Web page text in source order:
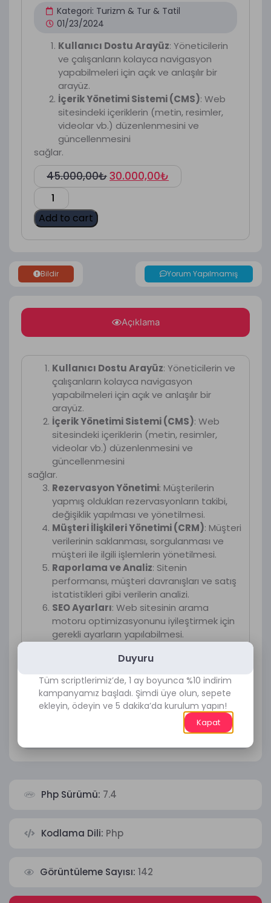
Kategori: Turizm & Tur & Tatil
01/23/2024
Kullanıcı Dostu Arayüz: Yöneticilerin
ve çalışanların kolayca navigasyon
yapabilmeleri için açık ve anlaşılır bir
arayüz.
İçerik Yönetimi Sistemi (CMS): Web
sitesindeki içeriklerin (metin, resimler,
videolar vb.) düzenlenmesini ve
güncellenmesini
sağlar.
45.000,00₺30.000,00₺
Add to cart
Bildir Yorum Yapılmamış
Açıklama
Kullanıcı Dostu Arayüz: Yöneticilerin ve
çalışanların kolayca navigasyon
yapabilmeleri için açık ve anlaşılır bir
arayüz.
İçerik Yönetimi Sistemi (CMS): Web
sitesindeki içeriklerin (metin, resimler,
videolar vb.) düzenlenmesini ve
güncellenmesini
sağlar.
Rezervasyon Yönetimi: Müşterilerin
yapmış oldukları rezervasyonların takibi,
değişiklik yapılması ve yönetilmesi.
Müşteri İlişkileri Yönetimi (CRM): Müşteri
verilerinin saklanması, sorgulanması ve
müşteri ile ilgili işlemlerin yönetilmesi.
Raporlama ve Analiz: Sitenin
performansı, müşteri davranışları ve satış
istatistikleri gibi verilerin analizi.
SEO Ayarları: Web sitesinin arama
motoru optimizasyonunu iyileştirmek için
gerekli ayarların yapılabilmesi.
site içeriğinin korunmasını sağlayan
güvenlik önlemleri.
Çoklu Dil Desteği : Farklı dillerde içerik
oluşturma ve yayınlama yeteneği.
Php Sürümü: 7.4
Kodlama Dili: Php
Görüntüleme Sayısı: 142
Duyuru
Tüm scriptlerimiz’de, 1 ay boyunca %10 indirim
kampanyamız başladı. Şimdi üye olun, sepete
ekleyin, ödeyin ve 5 dakika’da kurulum yapın!
Kapat